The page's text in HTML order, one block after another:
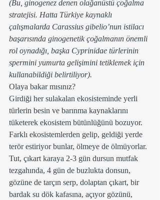
(Bu, ginogenez denen olağanüstü çoğalma
stratejisi. Hatta Türkiye kaynaklı
çalışmalarda Carassius gibelio’nun istilacı
başarısında ginogenetik çoğalmanın önemli
rol oynadığı, başka Cyprinidae türlerinin
spermini yumurta gelişimini tetiklemek için
kullanabildiği belirtiliyor).
Olaya bakar mısınız?
Girdiği her sulakalan ekosisteminde yerli
türlerin besin ve barınma kaynaklarını
tüketerek ekosistem bütünlüğünü bozuyor.
Farklı ekosistemlerden gelip, geldiği yerde
terör estiriyor bunlar, ölmeye de ölmüyorlar.
Tut, çıkart karaya 2-3 gün dursun mutfak
tezgahında, 4 gün de buzlukta donsun,
gözüne de tarçın serp, dolaptan çıkart, bir
bardak su dök kafasına, açıyor gözünü,